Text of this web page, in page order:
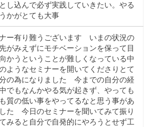
し込んで必ず実践していきたい。やる
かがとても大事
ー有り難うございます いまの状況の
がみえずにモチベーションを保って目
かうということが難しくなっている中
ようなセミナーを開いてくださりとて
の為になりました 今までの自分の経
でもなんかやる気が起きず、やっても
質の低い事をやってるなと思う事があ
た 今日のセミナーを聞いてみて振り
みると自分で自発的にやろうとせず工